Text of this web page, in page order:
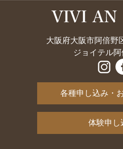
大阪府大阪市阿倍野
ジョイテル
各種申し込み・
体験申し